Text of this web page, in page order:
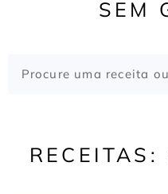
SEM
RECEITAS: